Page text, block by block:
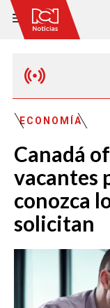
ECONOMÍA
Canadá
vacantes
conozca
solicitan